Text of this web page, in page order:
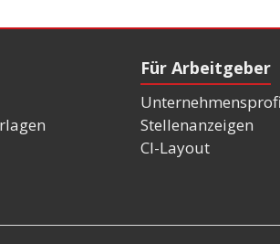
Für Arbeitgeber
Stellenanzeigen
CI-Layout